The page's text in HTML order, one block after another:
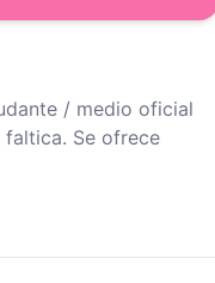
/ medio oficial
Se ofrece